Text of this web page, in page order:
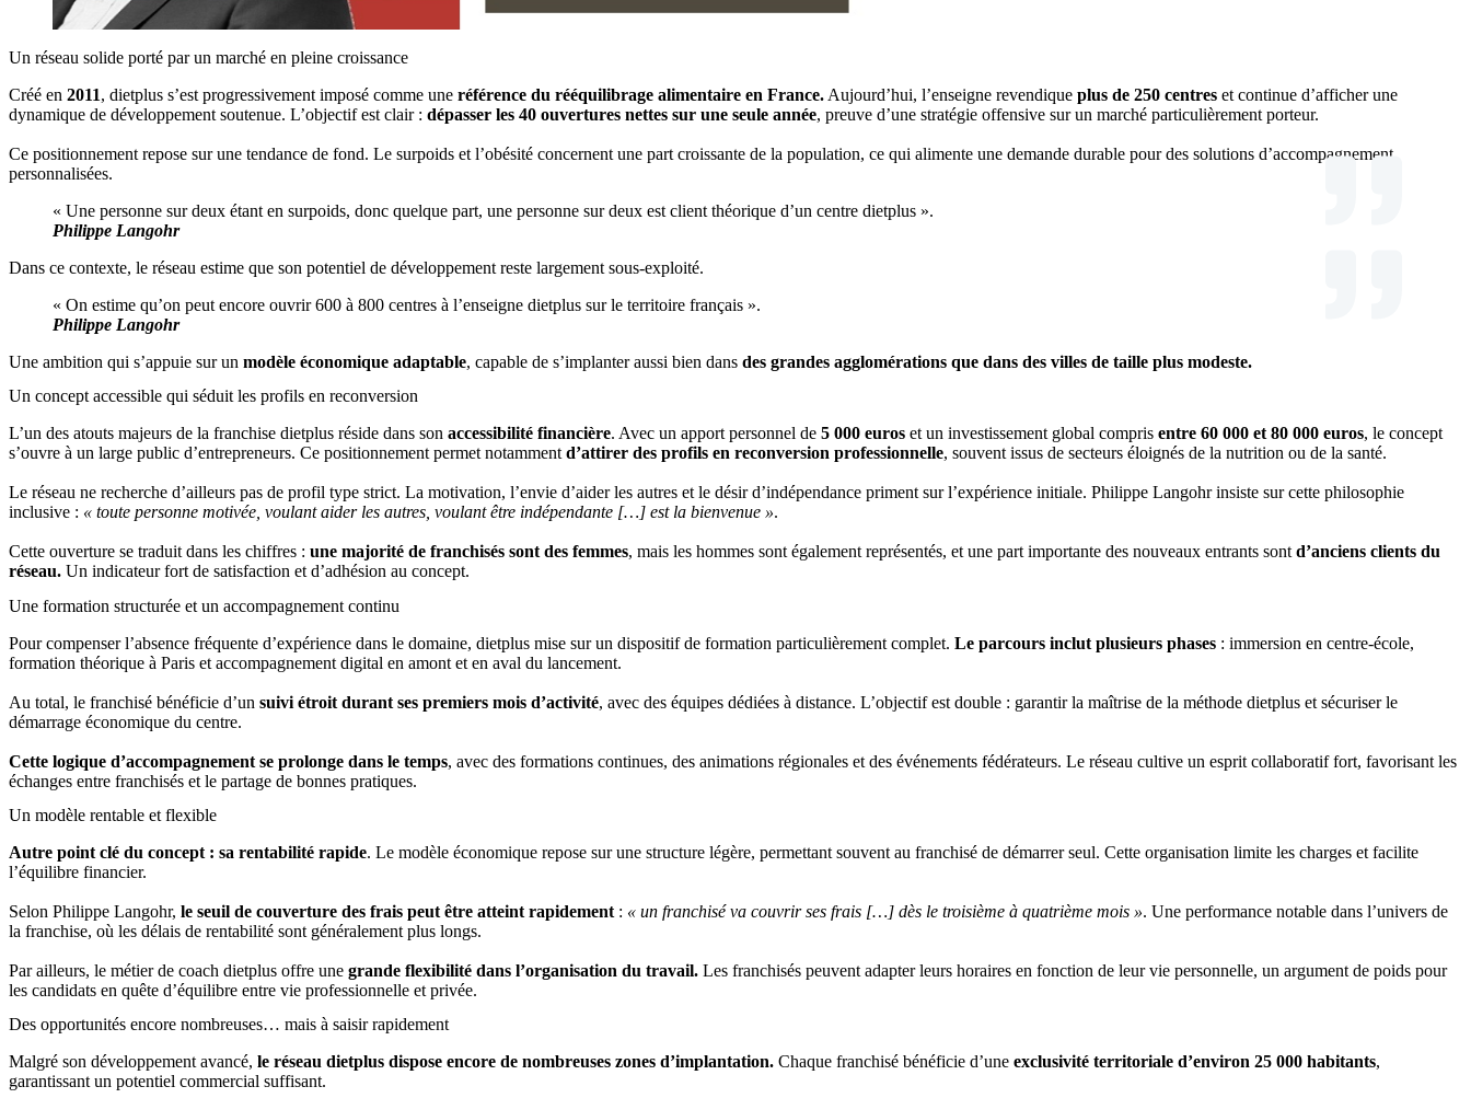
Un réseau solide porté par un marché en pleine croissance
Créé en 2011, dietplus s’est progressivement imposé comme une référence du rééquilibrage alimentaire en France. Aujourd’hui, l’enseigne revendique plus de 250 centres et continue d’afficher une
dynamique de développement soutenue. L’objectif est clair : dépasser les 40 ouvertures nettes sur une seule année, preuve d’une stratégie offensive sur un marché particulièrement porteur.
Ce positionnement repose sur une tendance de fond. Le surpoids et l’obésité concernent une part croissante de la population, ce qui alimente une demande durable pour des solutions d’accompagnement
personnalisées.
« Une personne sur deux étant en surpoids, donc quelque part, une personne sur deux est client théorique d’un centre dietplus ».
Philippe Langohr
Dans ce contexte, le réseau estime que son potentiel de développement reste largement sous-exploité.
« On estime qu’on peut encore ouvrir 600 à 800 centres à l’enseigne dietplus sur le territoire français ».
Philippe Langohr
Une ambition qui s’appuie sur un modèle économique adaptable, capable de s’implanter aussi bien dans des grandes agglomérations que dans des villes de taille plus modeste.
Un concept accessible qui séduit les profils en reconversion
L’un des atouts majeurs de la franchise dietplus réside dans son accessibilité financière. Avec un apport personnel de 5 000 euros et un investissement global compris entre 60 000 et 80 000 euros, le concept
s’ouvre à un large public d’entrepreneurs. Ce positionnement permet notamment d’attirer des profils en reconversion professionnelle, souvent issus de secteurs éloignés de la nutrition ou de la santé.
Le réseau ne recherche d’ailleurs pas de profil type strict. La motivation, l’envie d’aider les autres et le désir d’indépendance priment sur l’expérience initiale. Philippe Langohr insiste sur cette philosophie
inclusive : « toute personne motivée, voulant aider les autres, voulant être indépendante […] est la bienvenue ».
Cette ouverture se traduit dans les chiffres : une majorité de franchisés sont des femmes, mais les hommes sont également représentés, et une part importante des nouveaux entrants sont d’anciens clients du
réseau. Un indicateur fort de satisfaction et d’adhésion au concept.
Une formation structurée et un accompagnement continu
Pour compenser l’absence fréquente d’expérience dans le domaine, dietplus mise sur un dispositif de formation particulièrement complet. Le parcours inclut plusieurs phases : immersion en centre-école,
formation théorique à Paris et accompagnement digital en amont et en aval du lancement.
Au total, le franchisé bénéficie d’un suivi étroit durant ses premiers mois d’activité, avec des équipes dédiées à distance. L’objectif est double : garantir la maîtrise de la méthode dietplus et sécuriser le
démarrage économique du centre.
Cette logique d’accompagnement se prolonge dans le temps, avec des formations continues, des animations régionales et des événements fédérateurs. Le réseau cultive un esprit collaboratif fort, favorisant les
échanges entre franchisés et le partage de bonnes pratiques.
Un modèle rentable et flexible
Autre point clé du concept : sa rentabilité rapide. Le modèle économique repose sur une structure légère, permettant souvent au franchisé de démarrer seul. Cette organisation limite les charges et facilite
l’équilibre financier.
Selon Philippe Langohr, le seuil de couverture des frais peut être atteint rapidement : « un franchisé va couvrir ses frais […] dès le troisième à quatrième mois ». Une performance notable dans l’univers de
la franchise, où les délais de rentabilité sont généralement plus longs.
Par ailleurs, le métier de coach dietplus offre une grande flexibilité dans l’organisation du travail. Les franchisés peuvent adapter leurs horaires en fonction de leur vie personnelle, un argument de poids pour
les candidats en quête d’équilibre entre vie professionnelle et privée.
Des opportunités encore nombreuses… mais à saisir rapidement
Malgré son développement avancé, le réseau dietplus dispose encore de nombreuses zones d’implantation. Chaque franchisé bénéficie d’une exclusivité territoriale d’environ 25 000 habitants,
garantissant un potentiel commercial suffisant.